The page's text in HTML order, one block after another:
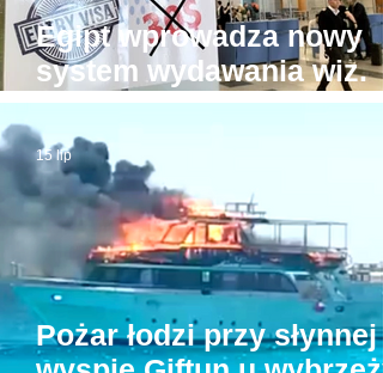
Egipt wprowadza nowy
system wydawania wiz.
Będzie drożej!
Pożar łodzi przy słynnej
15 lip